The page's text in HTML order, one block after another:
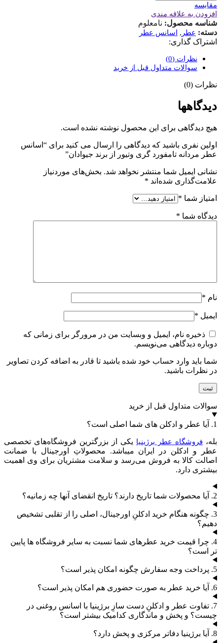
مقایسه
افزودن به علاقه مندی
شناسه محصول: نامعلوم
دسته: عطر , اسانس عطر
اشتراک گذاری:
نظرات (0)
سوالات متداول قبل از خرید
نظرات (0)
دیدگاهها
هیچ دیدگاهی برای این محصول نوشته نشده است.
اولین نفری باشید که دیدگاهی را ارسال می کنید برای “اسانس
عطر مردانه تامفورد گری وتیور از برند جیوادان”
نشانی ایمیل شما منتشر نخواهد شد. بخش‌های موردنیاز
علامت‌گذاری شده‌اند *
امتیاز شما *
دیدگاه شما *
نام *
ایمیل *
ذخیره نام، ایمیل و وبسایت من در مرورگر برای زمانی که
دوباره دیدگاهی می‌نویسم.
شما باید وارد حساب خود شده باشید تا قادر به اضافه کردن تصاویر
در نظرات باشید.
سوالات متداول قبل از خرید
1. آیا عطر و ادکلن های شما اصلی است؟
بله، فروشگاه عطر برژینیا یکی از بزرگترین فروشگاه‌های تخصصی
عطر و ادکلن در ایران میباشد. محصولاتِ اورجینال با ضمانت
اصالت کالا به فروش می‌رسد و سلامت مشتریان برای وی اهمیت
بیشتری دارد.
2. آیا محصولات شما تاریخ دارند؟ تاریخ انقضای آنها چه زمانیه؟
3. چگونه هنگام خرید ادکلنِ اورجینال، اصلی را از تقلبی تشخیص
دهیم؟
4. چرا قیمت خرید عطرهای شما نسبت به سایر فروشگاه ها پایین
تر است؟
5. پرداخت وجه سفارش چگونه امکان پذیر است؟
6. آیا خرید عطر به صورت حضوری هم امکان پذیر است؟
7. تفاوت عطر و ادکلنِ دست سازِ برژینیا با اسانس روغنی در
چیست؟ و پخش و ماندگاری کدامیک بیشتر است؟
8. آیا برژینیا دفاتر مرکزی و پخش دارد؟